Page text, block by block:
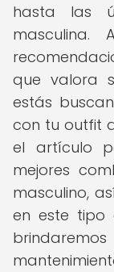
hasta las
masculina.
que valora
estás
con tu outfit
el artículo
mejores
masculino,
en este tipo